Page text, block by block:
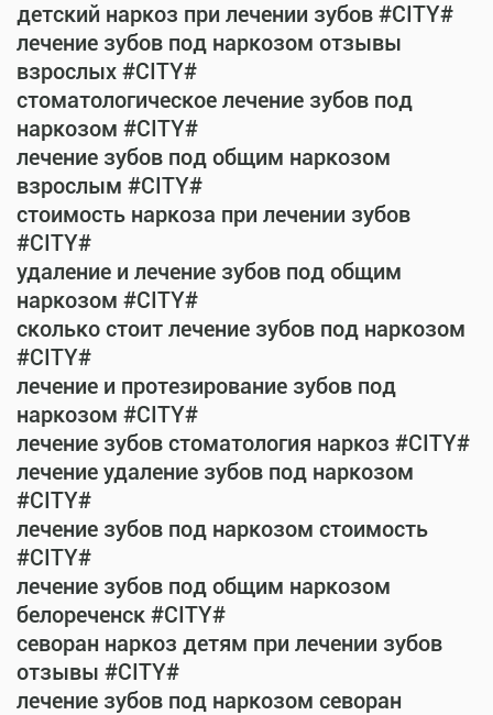
детский наркоз при лечении зубов #CITY#
лечение зубов под наркозом отзывы
взрослых #CITY#
стоматологическое лечение зубов под
наркозом #CITY#
лечение зубов под общим наркозом
взрослым #CITY#
стоимость наркоза при лечении зубов
#CITY#
удаление и лечение зубов под общим
наркозом #CITY#
сколько стоит лечение зубов под наркозом
#CITY#
лечение и протезирование зубов под
наркозом #CITY#
лечение зубов стоматология наркоз #CITY#
лечение удаление зубов под наркозом
#CITY#
лечение зубов под наркозом стоимость
#CITY#
лечение зубов под общим наркозом
белореченск #CITY#
севоран наркоз детям при лечении зубов
отзывы #CITY#
лечение зубов под наркозом севоран